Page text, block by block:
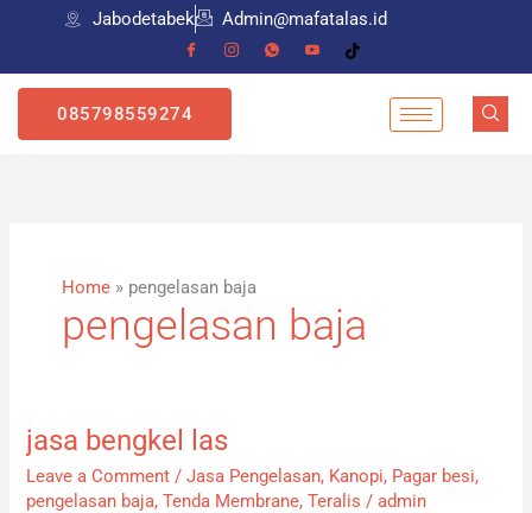
content
Jabodetabek Admin@mafatalas.id
085798559274
Home» pengelasan baja
pengelasan baja
jasa bengkel las
Leave a Comment /Jasa Pengelasan, Kanopi, Pagar besi,
pengelasan baja,Tenda Membrane,Teralis /admin
jasa
bengkel
las